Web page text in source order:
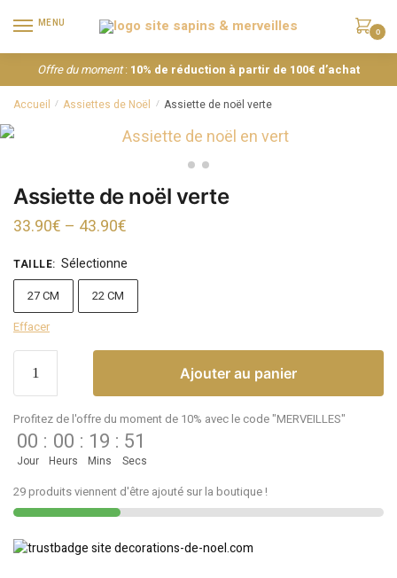
MENU
0
Offre du moment: 10% de réduction à partir de 100€ d’achat
Accueil / Assiettes de Noël / Assiette de noël verte
Assiette de noël verte
33.90€ – 43.90€
TAILLE: Sélectionne
27 CM
22 CM
Effacer
Ajouter au panier
Profitez de l'offre du moment de 10% avec le code "MERVEILLES"
00
Jour
: 00
Heurs
: 19
Mins
: 51
Secs
29 produits viennent d'être ajouté sur la boutique !